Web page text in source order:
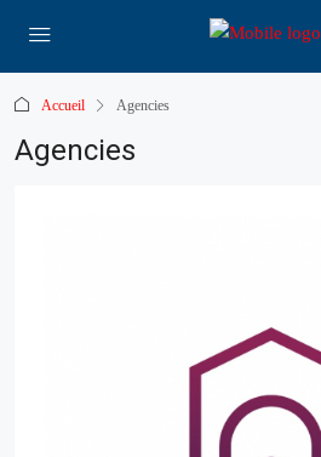
Accueil Agencies
Agencies